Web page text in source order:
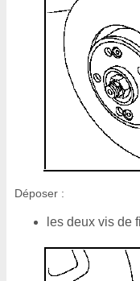
Déposer :
les deux vis de